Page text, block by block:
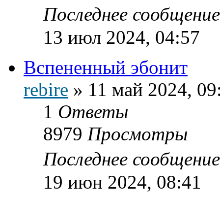
Последнее
13 июл 2024, 04:57
Вспененный эбонит
rebire » 11 май 2024,
1 Ответы
8979 Просмотры
Последнее
19 июн 2024, 08:41